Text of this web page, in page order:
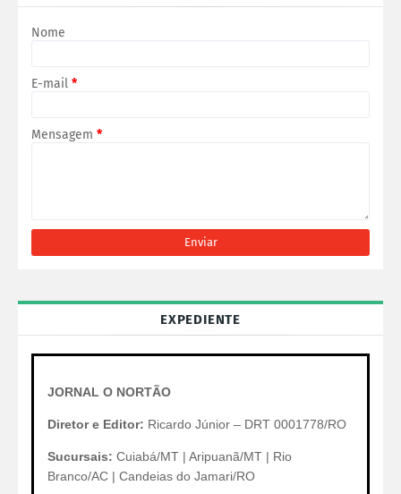
Nome
E-mail *
Mensagem *
EXPEDIENTE
JORNAL O NORTÃO
Diretor e Editor: Ricardo Júnior – DRT 0001778/RO
Sucursais: Cuiabá/MT | Aripuanã/MT | Rio
Branco/AC | Candeias do Jamari/RO